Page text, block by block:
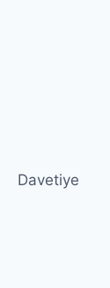
Davetiye